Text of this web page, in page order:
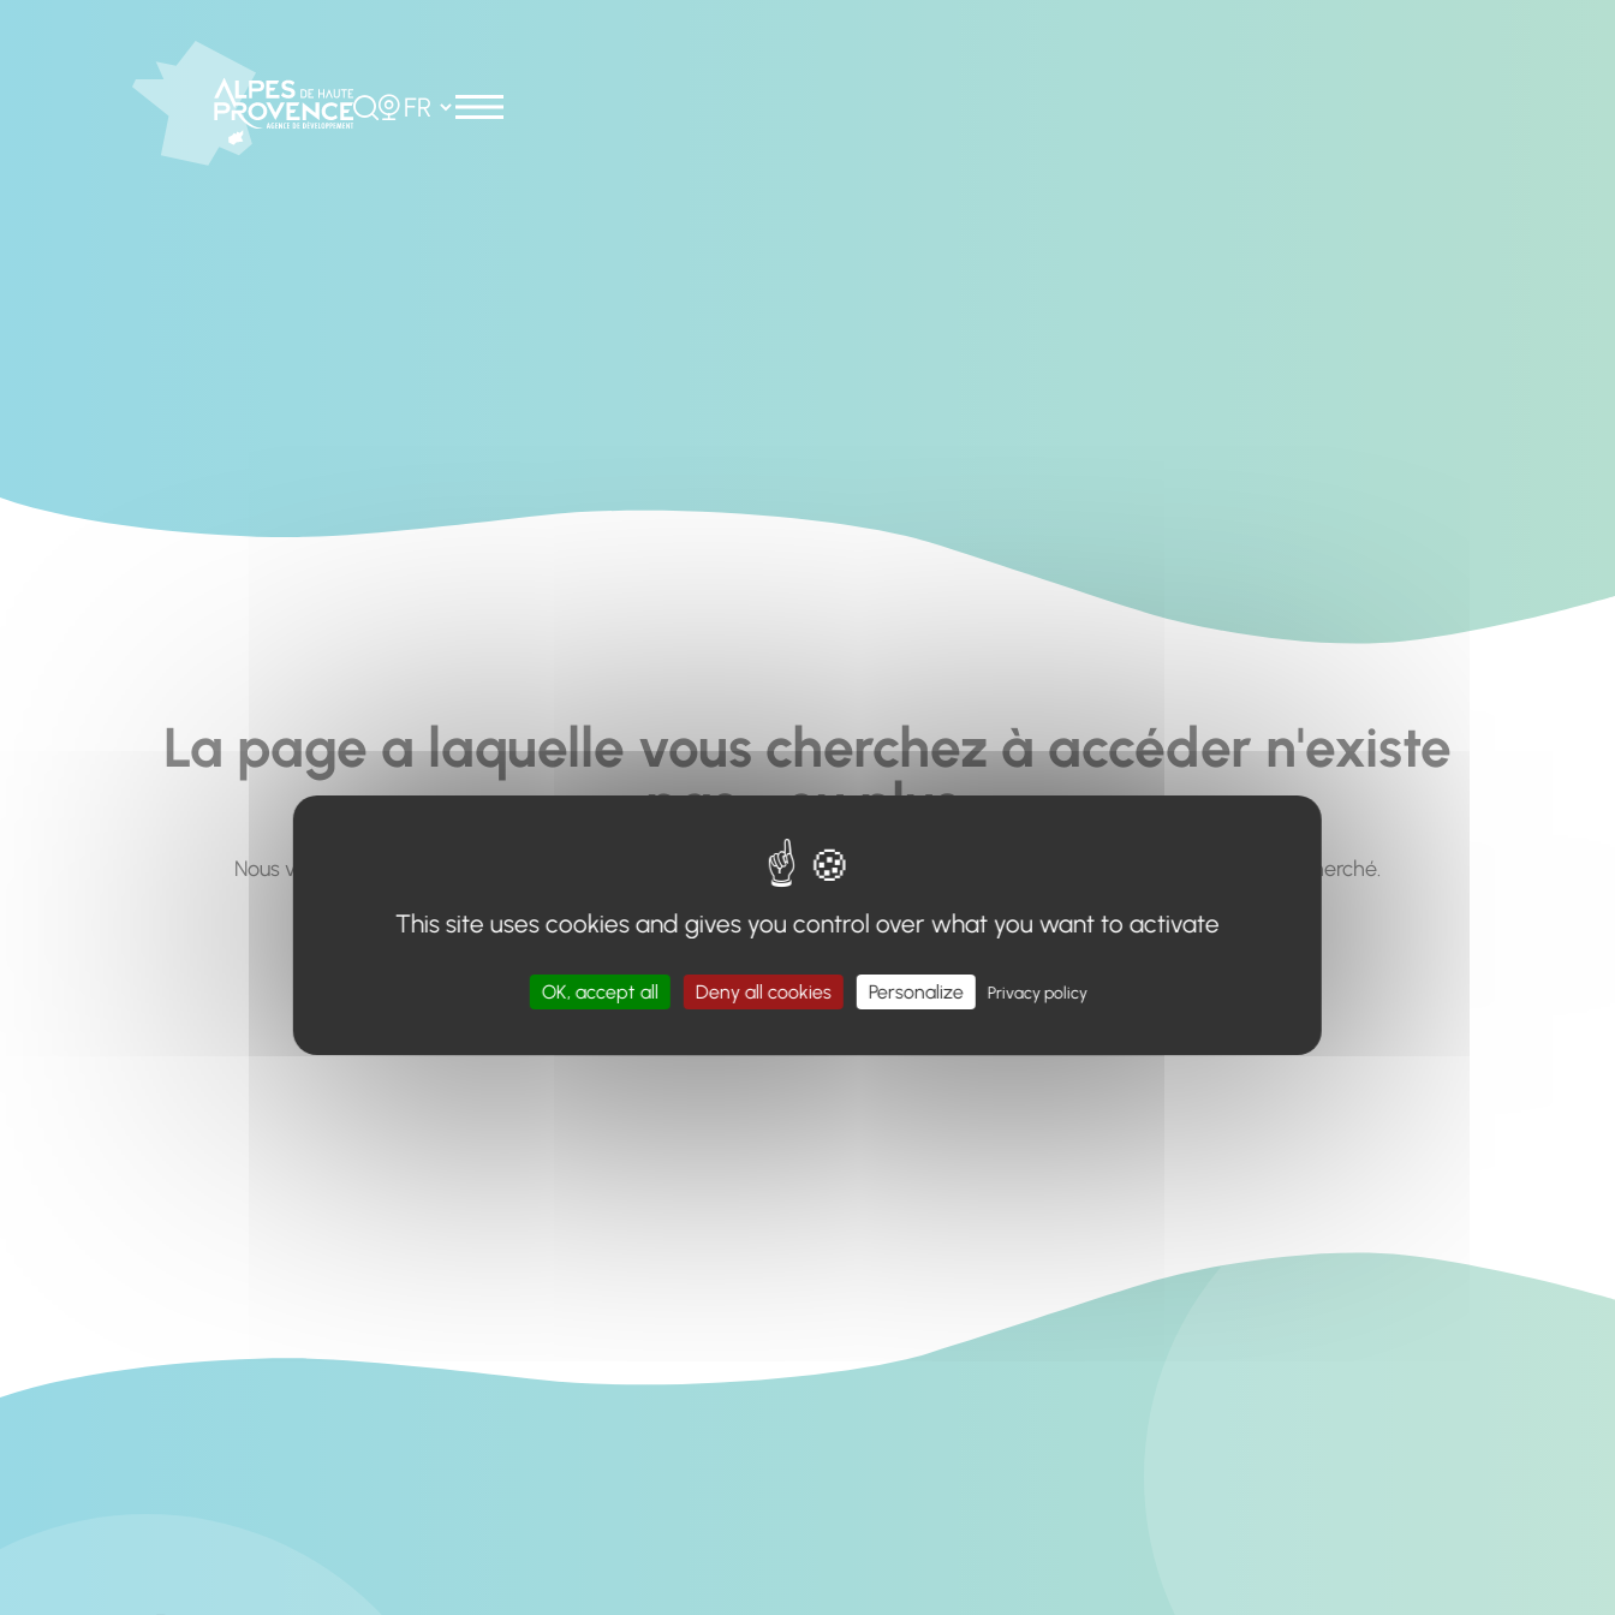
Rechercher
Choisir la langue
La page a laquelle vous cherchez à accéder n'existe
pas... ou plus.
Nous vous invitons à utiliser le moteur de recherche en haut de page, ou à utiliser le menu pour trouver le contenu recherché.
Retour à l'accueil
This site uses cookies and gives you control over what you want to activate
OK, accept all Deny all cookies Personalize Privacy policy